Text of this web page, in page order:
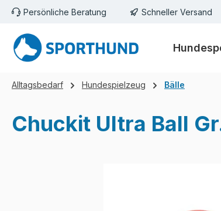
Hauptinhalt springen
Zur Suche springen
Zur Hauptnavigation springen
Persönliche Beratung Schneller Versand
Alltagsbedarf Hundespielzeug Bälle
Chuckit Ultra Ball